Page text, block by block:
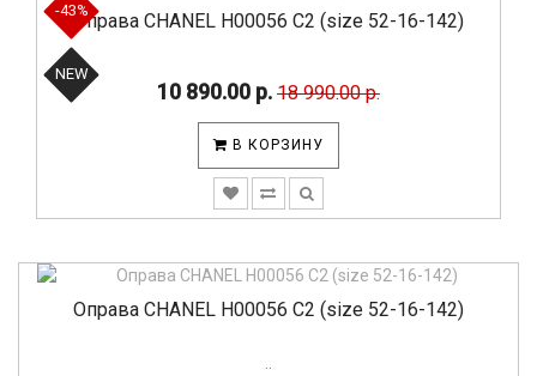
-43%
NEW
Оправа CHANEL H00056 C2 (size 52-16-142)
10 890.00 р. 18 990.00 р.
В КОРЗИНУ
Оправа CHANEL H00056 C2 (size 52-16-142)